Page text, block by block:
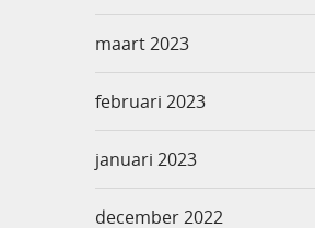
maart 2023
februari 2023
januari 2023
december 2022